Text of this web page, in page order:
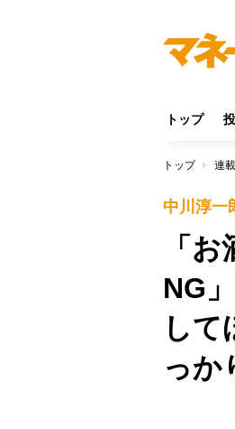
トップ
トップ 連
中川淳一
「
NG
し
っか